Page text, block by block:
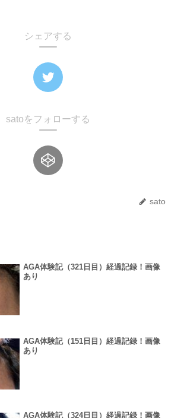
シェアする
satoをフォローする
sato
AGA体験記（321日目）経過記録！画像
あり
AGA体験記（151日目）経過記録！画像
あり
AGA体験記（324日目）経過記録！画像